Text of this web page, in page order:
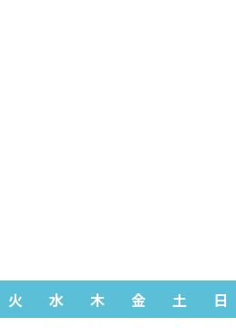
火 水 木 金 土 日